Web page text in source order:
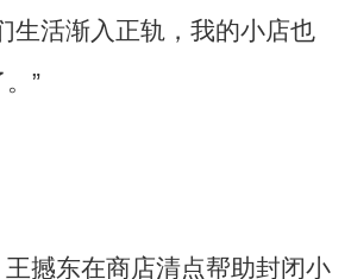
生活渐入正轨，我的小店也
”
东在商店清点帮助封闭小